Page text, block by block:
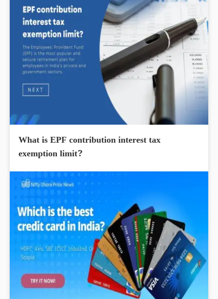
What is EPF contribution interest tax
exemption limit?